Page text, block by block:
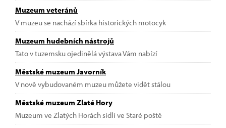
Muzeum veteránů
V muzeu se nachází sbírka historických motocyk
Muzeum hudebních nástrojů
Tato v tuzemsku ojedinělá výstava Vám nabízí
Městské muzeum Javorník
V nově vybudovaném muzeu můžete vidět stálou
Městské muzeum Zlaté Hory
Muzeum ve Zlatých Horách sídlí ve Staré poště